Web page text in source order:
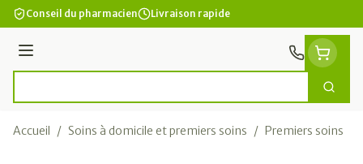
Aller au contenu
Conseil du pharmacien Livraison rapide
Menu
Accueil / Soins à domicile et premiers soins / Premiers soins